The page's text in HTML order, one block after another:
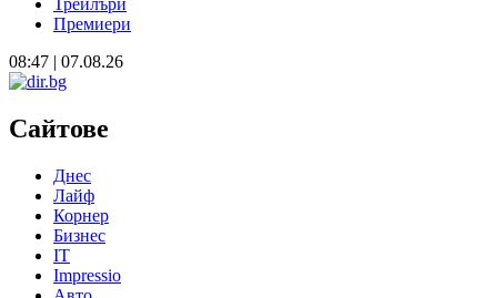
Трейлъри
Премиери
08:47 | 07.08.26
Сайтове
Днес
Лайф
Корнер
Бизнес
IT
Impressio